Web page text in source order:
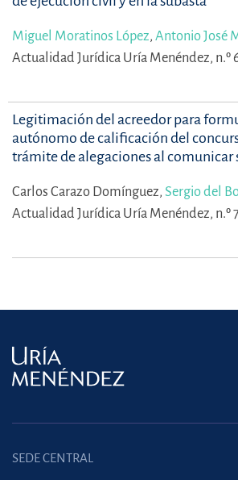
Miguel Moratinos López, Antonio José
Actualidad Jurídica Uría Menéndez, n.º
Legitimación del acreedor para
autónomo de calificación del
trámite de alegaciones al comunicar
Carlos Carazo Domínguez, Sergio del
Actualidad Jurídica Uría Menéndez, n.º
SEDE CENTRAL